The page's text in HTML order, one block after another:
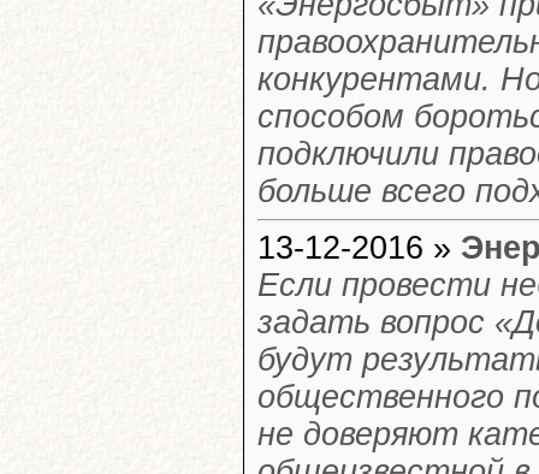
конкурентами.
способом
подключили
больше всего
13-12-2016 »
Если провести
задать вопрос
будут
общественного
не доверяют